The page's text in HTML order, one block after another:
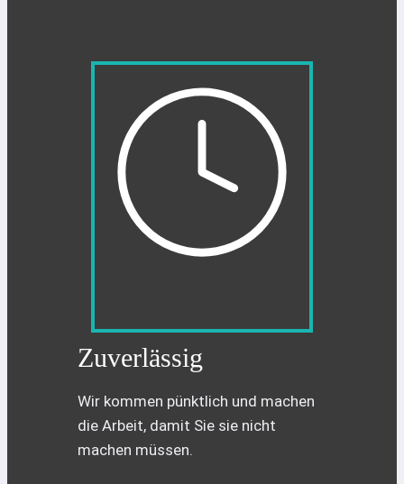
Zuverlässig
Wir kommen pünktlich und machen
die Arbeit, damit Sie sie nicht
machen müssen.